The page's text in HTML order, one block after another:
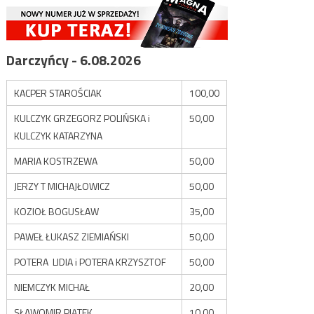
Darczyńcy - 6.08.2026
KACPER STAROŚCIAK
100,00
KULCZYK GRZEGORZ POLIŃSKA i
KULCZYK KATARZYNA
50,00
MARIA KOSTRZEWA
50,00
JERZY T MICHAJŁOWICZ
50,00
KOZIOŁ BOGUSŁAW
35,00
PAWEŁ ŁUKASZ ZIEMIAŃSKI
50,00
POTERA LIDIA i POTERA KRZYSZTOF
50,00
NIEMCZYK MICHAŁ
20,00